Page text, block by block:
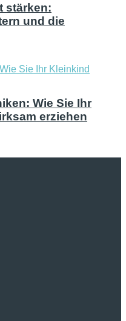
stärken:
und die
Wie Sie Ihr
erziehen